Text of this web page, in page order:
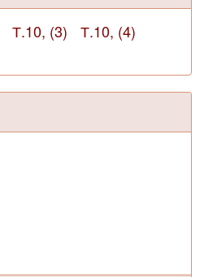
Т.10, (3)
Т.10, (4)